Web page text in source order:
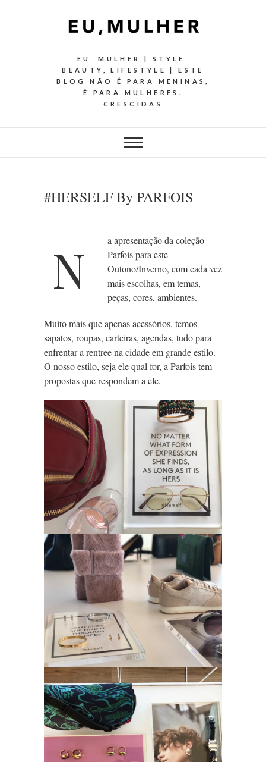
EU, MULHER | STYLE,
BEAUTY, LIFESTYLE | ESTE
BLOG NÃO É PARA MENINAS,
É PARA MULHERES.
CRESCIDAS
#HERSELF By PARFOIS
N
a apresentação da coleção
Parfois para este
Outono/Inverno, com cada vez
mais escolhas, em temas,
peças, cores, ambientes.
Muito mais que apenas acessórios, temos
sapatos, roupas, carteiras, agendas, tudo para
enfrentar a rentree na cidade em grande estilo.
O nosso estilo, seja ele qual for, a Parfois tem
propostas que respondem a ele.